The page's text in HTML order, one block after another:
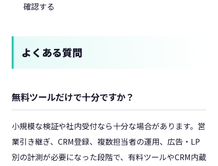
確認する
よくある質問
無料ツールだけで十分ですか？
小規模な検証や社内受付なら十分な場合があります。営
業引き継ぎ、CRM登録、複数担当者の運用、広告・LP
別の計測が必要になった段階で、有料ツールやCRM内蔵